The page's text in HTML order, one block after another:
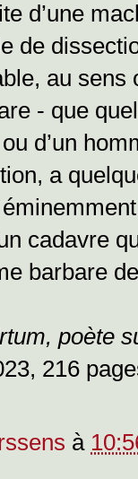
d’une
de
au sens
- que
d’un
a
cadavre
barbare
poète
216
à